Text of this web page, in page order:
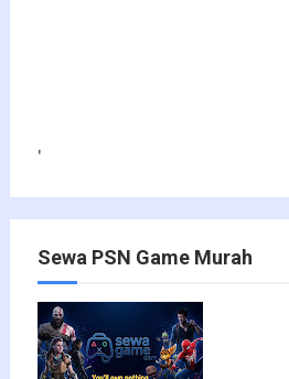
'
Sewa PSN Game Murah